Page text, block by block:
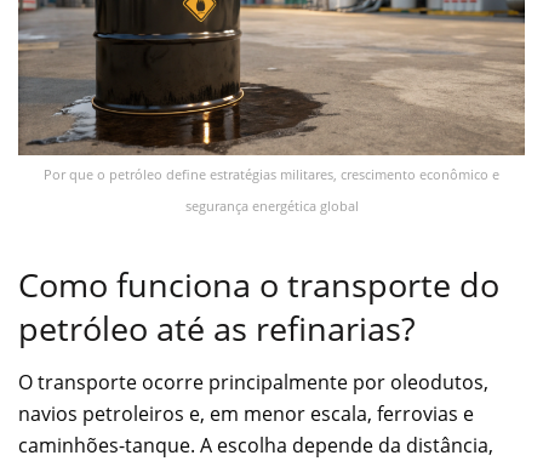
Por que o petróleo define estratégias militares, crescimento econômico e
segurança energética global
Como funciona o transporte do
petróleo até as refinarias?
O transporte ocorre principalmente por oleodutos,
navios petroleiros e, em menor escala, ferrovias e
caminhões-tanque. A escolha depende da distância,